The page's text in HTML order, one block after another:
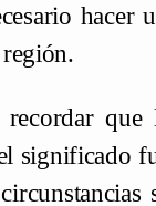
recordar
significado